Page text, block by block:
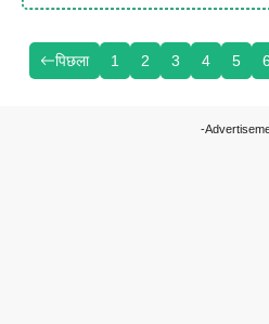
पिछला 1 2 3 4 5 6
-